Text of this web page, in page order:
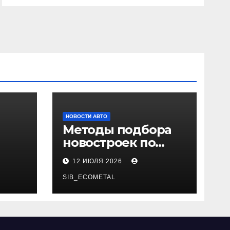
НОВОСТИ АВТО
Методы подбора
новостроек по
заданным
критериям
12 ИЮЛЯ 2026
SIB_ECOMETAL